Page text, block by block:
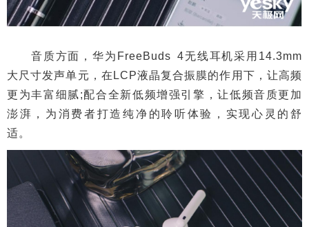
音质方面，华为FreeBuds 4无线耳机采用14.3mm
大尺寸发声单元，在LCP液晶复合振膜的作用下，让高频
更为丰富细腻;配合全新低频增强引擎，让低频音质更加
澎湃，为消费者打造纯净的聆听体验，实现心灵的舒
适。